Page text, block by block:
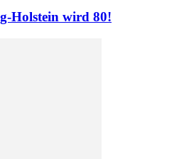
Holstein wird 80!